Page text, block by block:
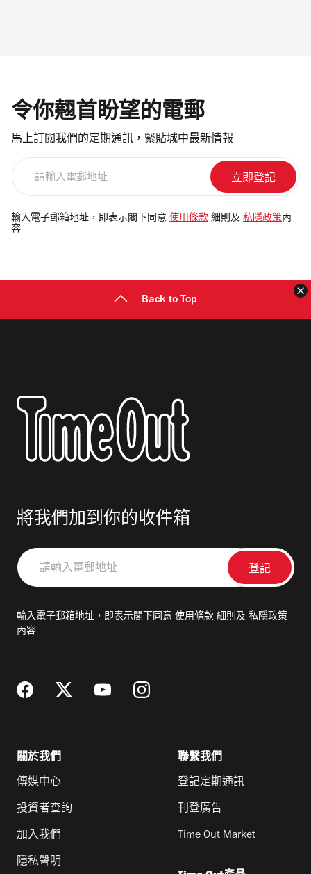
令你翹首盼望的電郵
馬上訂閱我們的定期通訊，緊貼城中最新情報
電
郵
輸入電子郵箱地址，即表示閣下同意 使用條款 細則及 私隱政策 內
容
Back to Top
將我們加到你的收件箱
請
輸
郵
輸入電子郵箱地址，即表示閣下同意 使用條款 細則及 私隱政策
內容
關於我們
傳媒中心
投資者查詢
加入我們
隱私聲明
聯繫我們
登記定期通訊
刊登廣告
Time Out Market